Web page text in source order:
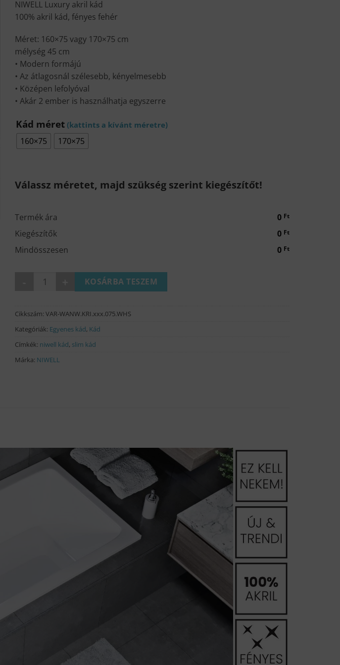
NIWELL Luxury akril kád
100% akril kád, fényes fehér
Méret: 160×75 vagy 170×75 cm
mélység 45 cm
• Modern formájú
• Az átlagosnál szélesebb, kényelmesebb
• Középen lefolyóval
• Akár 2 ember is használhatja egyszerre
Kád méret
160×75 170×75
Válassz méretet, majd szükség szerint kiegészítőt!
Termék ára 0 Ft
Kiegészítők 0 Ft
Mindösszesen 0 Ft
OPAL slim egyenes kád (2 méret) mennyiség
KOSÁRBA TESZEM
Cikkszám: VAR-WANW.KRI.xxx.075.WHS
Kategóriák: Egyenes kád, Kád
Címkék: niwell kád, slim kád
Márka: NIWELL